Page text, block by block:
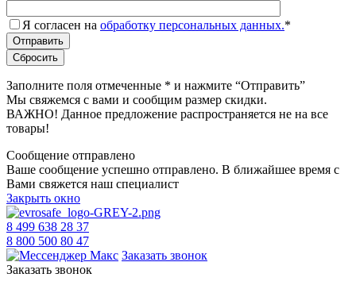
Я согласен на обработку персональных данных.*
Заполните поля отмеченные * и нажмите “Отправить”
Мы свяжемся с вами и сообщим размер скидки.
ВАЖНО! Данное предложение распространяется не на все
товары!
Сообщение отправлено
Ваше сообщение успешно отправлено. В ближайшее время с
Вами свяжется наш специалист
Закрыть окно
8 499 638 28 37
8 800 500 80 47
Заказать звонок
Заказать звонок